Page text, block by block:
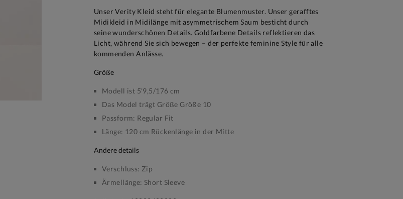
Unser Verity Kleid steht für elegante Blumenmuster. Unser gerafftes
Midikleid in Midilänge mit asymmetrischem Saum besticht durch
seine wunderschönen Details. Goldfarbene Details reflektieren das
Licht, während Sie sich bewegen – der perfekte feminine Style für alle
kommenden Anlässe.
größe
Modell ist 5'9,5/176 cm
Das Model trägt Größe Größe 10
Passform: Regular Fit
Länge: 120 cm Rückenlänge in der Mitte
andere details
Verschluss: Zip
Ärmellänge: Short Sleeve